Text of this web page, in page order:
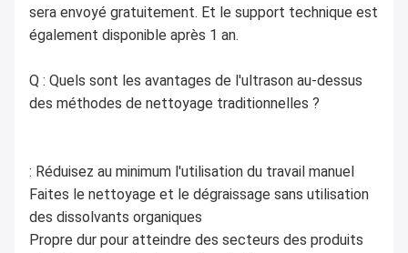
sera envoyé gratuitement. Et le support technique est
également disponible après 1 an.
Q : Quels sont les avantages de l'ultrason au-dessus
des méthodes de nettoyage traditionnelles ?
: Réduisez au minimum l'utilisation du travail manuel
Faites le nettoyage et le dégraissage sans utilisation
des dissolvants organiques
Propre dur pour atteindre des secteurs des produits